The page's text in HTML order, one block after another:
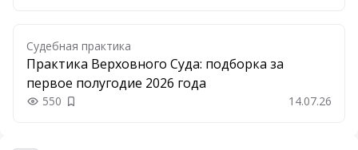
Судебная практика
Практика Верховного Суда: подборка за
первое полугодие 2026 года
550 Добавить в закладки 14.07.26